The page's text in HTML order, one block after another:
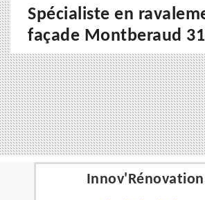
Spécialiste en
façade Montberaud